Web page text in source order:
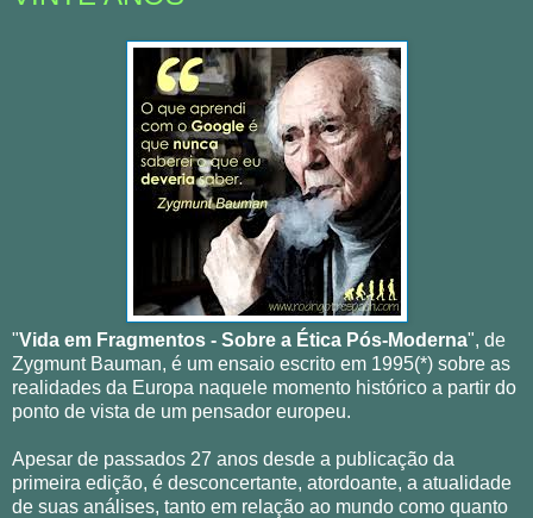
"Vida em Fragmentos - Sobre a Ética Pós-Moderna", de
Zygmunt Bauman, é um ensaio escrito em 1995(*) sobre as
realidades da Europa naquele momento histórico a partir do
ponto de vista de um pensador europeu.
Apesar de passados 27 anos desde a publicação da
primeira edição, é desconcertante, atordoante, a atualidade
de suas análises, tanto em relação ao mundo como quanto